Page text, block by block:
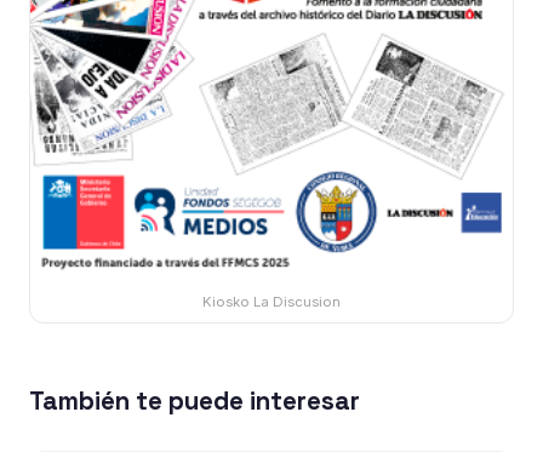
Kiosko La Discusion
También te puede interesar